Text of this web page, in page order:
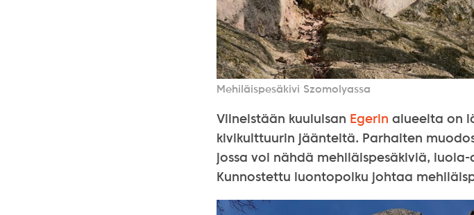
Mehiläispesäkivi Szomolyassa
Viineistään kuuluisan Egerin alueelta on
kivikulttuurin jäänteitä. Parhaiten
jossa voi nähdä mehiläispesäkiviä,
Kunnostettu luontopolku johtaa